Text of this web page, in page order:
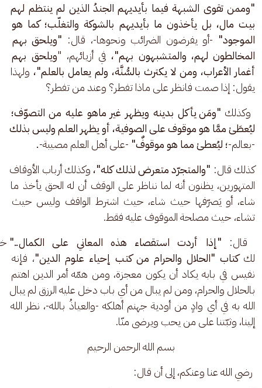
"وممن تقوى الشبهة فيما بأيديهم الجندُ الذين لم ينتظم لهم
بيت مال، بل يأخذون ما بأيديهم بالشوكة والتغلّب؛ كما هو
الموجود" -أو يفرضون الضرائب ونحوها-، قال: "ويلحق بهم
المخالطون لهم، والمتشبهون بهم"، في أزيائهم، "ويلحق بهم
أغمار الأعراب، ومن لا يكترث بالسُّنَّة، ولم يعامل بالعلم"، ولهذا
يقول: إذا صمت فانظر على ماذا تفطر؟ وعند من تفطر؟
وكذلك "ومَن يأكل بدينه ويظهر غير ماهو عليه من التصوّف؛
ليُعطَىٰ ممَّا هو موقوف على الصوفية، أو يظهر العلم وليس بذلك
-بعالم-؛ ليُعطىٰ مما هو موقوفٌ" -على أهل العلم مصيبة-.
كذلك قال: "والمتجرّد متعرض لذلك كله"، وكذلك أرباب الأوقاف
المتهورين، يظنون أنه لما نناظر على الوقف أن له الحق يأخذ ما
شاء، أو يَصرّفها حيث شاء، حيث اشترط الواقف وليس حيث
تشاء، حيث مصلحة الموقوف عليه فقط.
قال: "إذا أردت استقصاء هذه المعاني على الكمال.."
لك كتاب "الحلال والحرام من كتب إحياء علوم الدين"، فإنه
نفيس في بابه يكاد أن يكون معجزة، ومن همّه أمر الدين اهتم
بالحلال والحرام، ومن لم يبال من أي باب دخل عليه الرزق لم يبال
الله به في أي وادٍ من أودية جهنم أهلكه -والعياذُ بالله-، نظر الله
إلينا، وثبّتنا على من يحب ويرضى منّا.
بسم الله الرحمن الرحيم
رضي الله عنا وعنكم، إلى أن قال: